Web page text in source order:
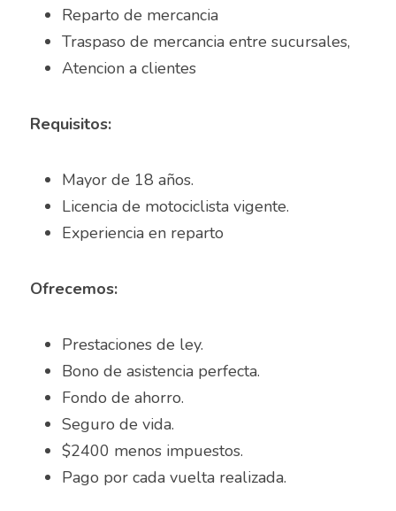
Almacenistas
Asesor Bancario
Asesor comercial
asesor de ventas
Asesor de ventas
Asesor de Ventas
Asesor de Venta y Gerente de Sucursal
Publica tu vacante
Reparto de mercancia
Traspaso de mercancia entre sucursales,
Requisitos:
Mayor de 18 años.
Licencia de motociclista vigente.
Ofrecemos:
Prestaciones de ley.
Bono de asistencia perfecta.
Fondo de ahorro.
Seguro de vida.
$2400 menos impuestos.
Pago por cada vuelta realizada.